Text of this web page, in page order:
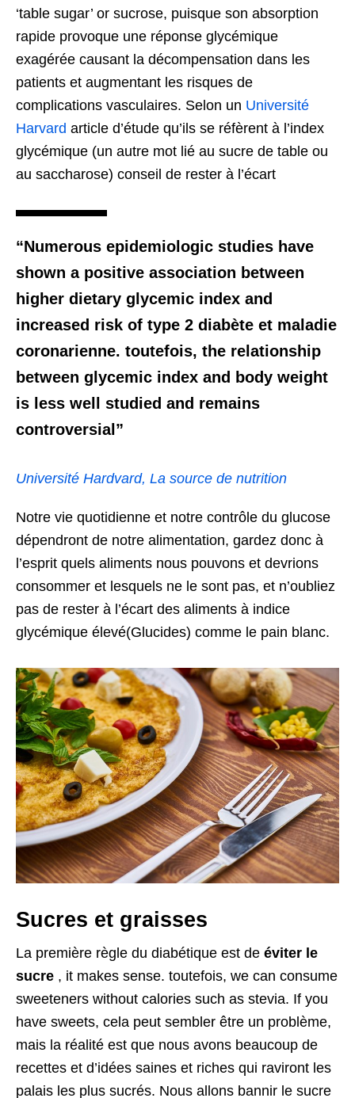
‘table sugar’ or sucrose, puisque son absorption
rapide provoque une réponse glycémique
exagérée causant la décompensation dans les
patients et augmentant les risques de
complications vasculaires. Selon un Université
Harvard article d’étude qu’ils se réfèrent à l’index
glycémique (un autre mot lié au sucre de table ou
au saccharose) conseil de rester à l’écart
“Numerous epidemiologic studies have
shown a positive association between
higher dietary glycemic index and
increased risk of type 2 diabète et maladie
coronarienne. toutefois, the relationship
between glycemic index and body weight
is less well studied and remains
controversial”
Université Hardvard, La source de nutrition
Notre vie quotidienne et notre contrôle du glucose
dépendront de notre alimentation, gardez donc à
l’esprit quels aliments nous pouvons et devrions
consommer et lesquels ne le sont pas, et n’oubliez
pas de rester à l’écart des aliments à indice
glycémique élevé(Glucides) comme le pain blanc.
Sucres et graisses
La première règle du diabétique est de éviter le
sucre , it makes sense. toutefois, we can consume
sweeteners without calories such as stevia. If you
have sweets, cela peut sembler être un problème,
mais la réalité est que nous avons beaucoup de
recettes et d’idées saines et riches qui raviront les
palais les plus sucrés. Nous allons bannir le sucre